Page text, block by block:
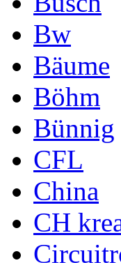
Bw
Bäume
Böhm
Bünnig
CFL
China
CH